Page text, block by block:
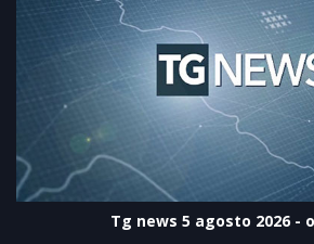
Tg news 5 agosto 2026 -